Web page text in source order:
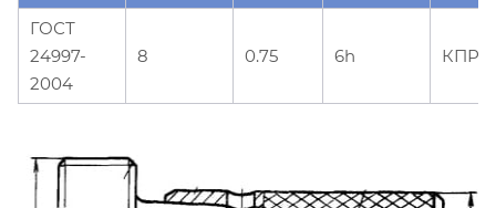
ГОСТ
24997-
2004
8 0.75 6h КПР-